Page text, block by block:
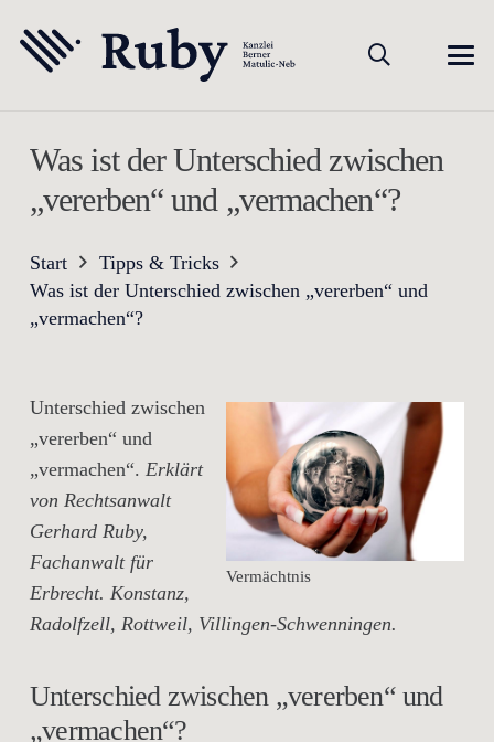
Was ist der Unterschied zwischen
„vererben“ und „vermachen“?
Start
Tipps & Tricks
Was ist der Unterschied zwischen „vererben“ und
„vermachen“?
Vermächtnis
Unterschied zwischen
„vererben“ und
„vermachen“. Erklärt
von Rechtsanwalt
Gerhard Ruby,
Fachanwalt für
Erbrecht. Konstanz,
Radolfzell, Rottweil, Villingen-Schwenningen.
Unterschied zwischen „vererben“ und
„vermachen“?